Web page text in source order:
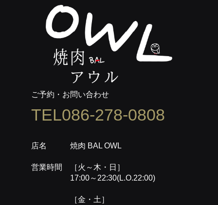
ご予約・お問い合わせ
TEL086-278-0808
店名 焼肉 BAL OWL
営業時間 ［火～木・日］
17:00～22:30(L.O.22:00)
［金・土］